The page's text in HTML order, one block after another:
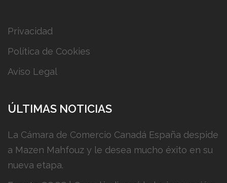
Privacidad
Política de Cookies
Aviso Legal
ÚLTIMAS NOTICIAS
La Cámara de Comercio Canadá España despide
a Mazen Mahfouz y le desea mucho éxito en su
nueva etapa.